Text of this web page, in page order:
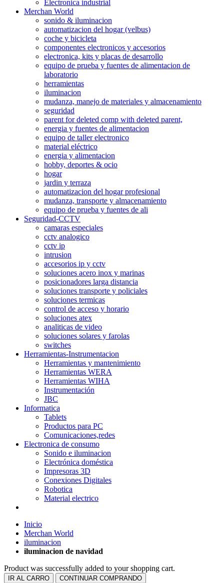
Electronica industrial
Merchan World
sonido & iluminacion
automatizacion del hogar (velbus)
coche y bicicleta
componentes electronicos y accesorios
electronica, kits y placas de desarrollo
equipo de prueba y fuentes de alimentacion de
laboratorio
herramientas
iluminacion
mudanza, manejo de materiales y almacenamiento
seguridad
parent for deleted comp with deleted parent,
energia y fuentes de alimentacion
equipo de taller electronico
material eléctrico
energia y alimentacion
hobby, deportes & ocio
hogar
jardin y terraza
automatizacion del hogar profesional
mudanza, transporte y almacenamiento
equipo de prueba y fuentes de ali
Seguridad-CCTV
camaras especiales
cctv analogico
cctv ip
intrusion
accesorios ip y cctv
soluciones acero inox y marinas
posicionadores larga distancia
soluciones transporte y policiales
soluciones termicas
control de acceso y horario
soluciones atex
analiticas de video
soluciones solares y farolas
switches
Herramientas-Instrumentacion
Herramientas y mantenimiento
Herramientas WERA
Herramientas WIHA
Instrumentación
JBC
Informatica
Tablets
Productos para PC
Comunicaciones,redes
Electronica de consumo
Sonido e iluminacion
Electrónica doméstica
Impresoras 3D
Conexiones Digitales
Robotica
Material electrico
Inicio
Merchan World
iluminacion
iluminacion de navidad
Product was successfully added to your shopping cart.
IR AL CARRO CONTINUAR COMPRANDO